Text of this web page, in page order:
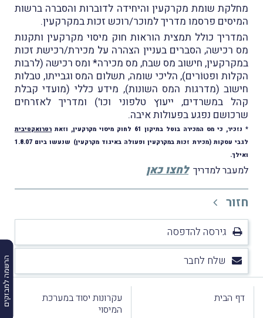
הרשמה למבזקים
מחלקת שומת מקרקעין והיחידה לדוברות והסברה ברשות
המיסים פרסמו מדריך למוכר/רוכש זכות במקרקעין.
המדריך כולל תמצית הוראות חוק מיסוי מקרקעין ותקנות
מס רכישה, הסברים בעניין הצהרה על מכירת/רכישת זכות
במקרקעין, חישוב מס שבח, מס מכירה* ומס רכישה (לרבות
הקלות ופטוֹרים), הליכי שומה, תשלום המס וגבייתו, טבלות
חישוב (מדרגות המס השונות), מידע כללי (מועדי קבלת
קהל במשרדים, ייעוץ טלפוני וכו') ומדריך לאזרחים
שרכושם נפגע בפעולות איבה.
* נזכיר, כי מס המכירה בוטל בתיקון 61 לחוק מיסוי מקרקעין, וזאת
רטרואקטיבית
לגבי עסקות (מכירת זכות במקרקעין ופעולה באיגוד מקרקעין) שנעשו ביום 1.8.07
ואילך.
למעבר למדריך לחצו כאן
חזור
גירסה להדפסה
שלח לחבר
דף הבית
עקרונות יסוד במערכת
המיסוי